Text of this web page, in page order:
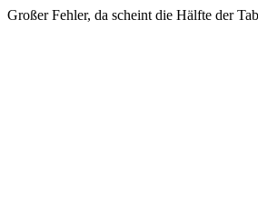
Großer Fehler, da scheint die Hälfte der